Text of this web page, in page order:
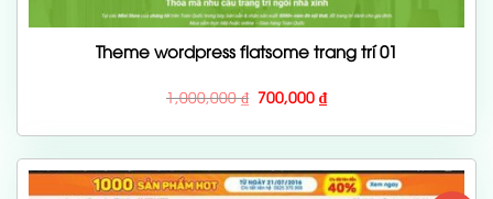
Theme wordpress flatsome trang trí 01
1,000,000₫ Giá
gốc
1,000,000 ₫.
700,000₫Giá
hiện
là: